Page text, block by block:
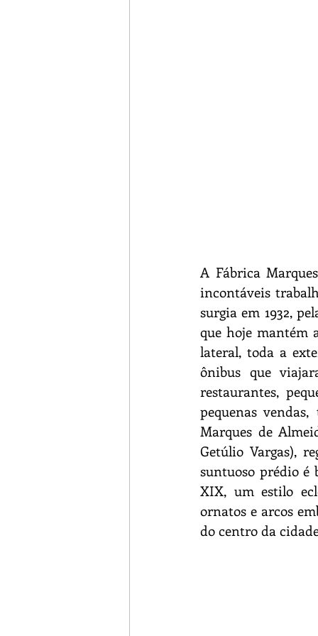
A Fábrica
incontáveis
surgia em 1932,
que hoje mantém
lateral, toda a
ônibus que
restaurantes,
pequenas
Marques de
Getúlio Vargas),
suntuoso prédio é
XIX, um estilo
ornatos e arcos
do centro da